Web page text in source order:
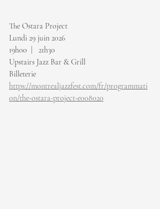
The Ostara Project
Lundi 29 juin 2026
19h00  |   21h30
Upstairs Jazz Bar & Grill
Billeterie
https://montrealjazzfest.com/fr/programmati
on/the-ostara-project-e008020